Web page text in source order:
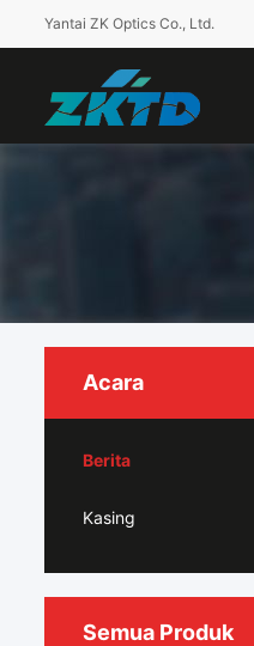
Yantai ZK Optics Co., Ltd.
Acara
Berita
Kasing
Semua Produk